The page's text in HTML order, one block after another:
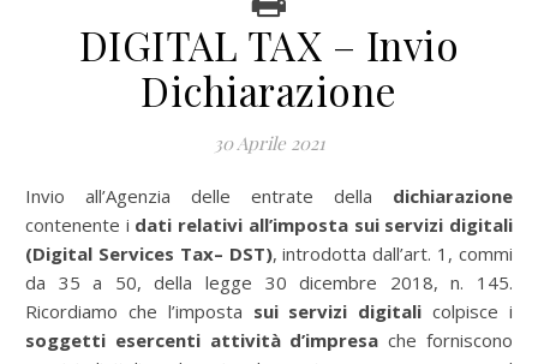
DIGITAL TAX – Invio
Dichiarazione
30 Aprile 2021
Invio all’Agenzia delle entrate della dichiarazione
contenente i dati relativi all’imposta sui servizi digitali
(Digital Services Tax– DST), introdotta dall’art. 1, commi
da 35 a 50, della legge 30 dicembre 2018, n. 145.
Ricordiamo che l’imposta sui servizi digitali colpisce i
soggetti esercenti attività d’impresa che forniscono